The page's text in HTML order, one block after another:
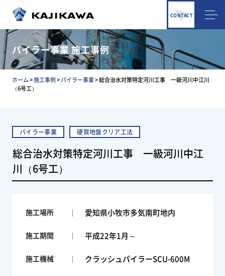
CONTACT
パイラー事業 施工事例
ホーム>施工事例>パイラー事業>総合治水対策特定河川工事 一級河川中江川
（6号工）
パイラー事業 硬質地盤クリア工法
総合治水対策特定河川工事 一級河川中江
川（6号工）
施工場所 愛知県小牧市多気南町地内
施工期間 平成22年1月～
施工機械 クラッシュパイラーSCU-600M